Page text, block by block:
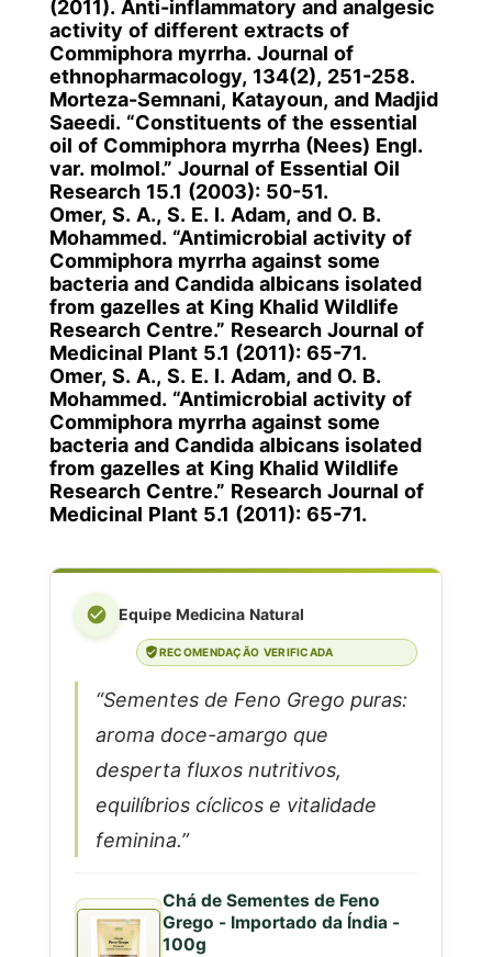
(2011). Anti-inflammatory and analgesic
activity of different extracts of
Commiphora myrrha. Journal of
ethnopharmacology, 134(2), 251-258.
Morteza-Semnani, Katayoun, and Madjid
Saeedi. “Constituents of the essential
oil of Commiphora myrrha (Nees) Engl.
var. molmol.” Journal of Essential Oil
Research 15.1 (2003): 50-51.
Omer, S. A., S. E. I. Adam, and O. B.
Mohammed. “Antimicrobial activity of
Commiphora myrrha against some
bacteria and Candida albicans isolated
from gazelles at King Khalid Wildlife
Research Centre.” Research Journal of
Medicinal Plant 5.1 (2011): 65-71.
Omer, S. A., S. E. I. Adam, and O. B.
Mohammed. “Antimicrobial activity of
Commiphora myrrha against some
bacteria and Candida albicans isolated
from gazelles at King Khalid Wildlife
Research Centre.” Research Journal of
Medicinal Plant 5.1 (2011): 65-71.
Equipe Medicina Natural
RECOMENDAÇÃO VERIFICADA
“Sementes de Feno Grego puras:
aroma doce-amargo que
desperta fluxos nutritivos,
equilíbrios cíclicos e vitalidade
feminina.”
Chá de Sementes de Feno
Grego - Importado da Índia -
100g